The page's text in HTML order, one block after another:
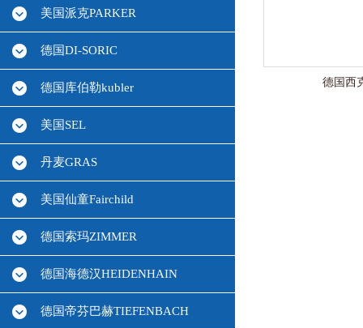
美国派克PARKER
德国DI-SORIC
德国库伯勒kubler
美国SEL
丹麦GRAS
美国仙童Fairchild
德国索玛ZIMMER
德国海德汉HEIDENHAIN
德国帝芬巴赫TIEFENBACH
德国西